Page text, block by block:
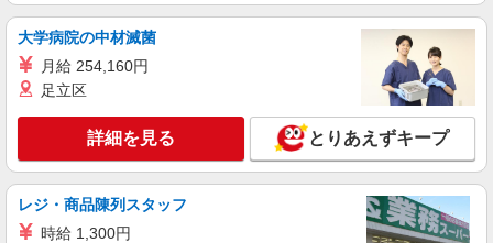
大学病院の中材滅菌
月給 254,160円
足立区
詳細を見る とりあえずキープ
レジ・商品陳列スタッフ
時給 1,300円